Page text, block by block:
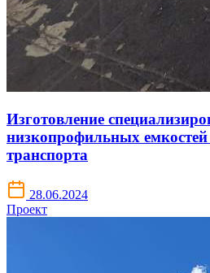
Изготовление
низкопрофильных емкостей
транспорта
28.06.2024
Проект